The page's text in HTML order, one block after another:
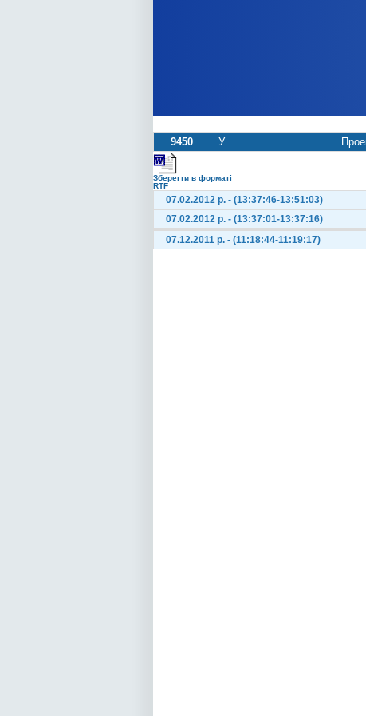
9450 У
Зберегти в форматі
RTF
07.02.2012 р. - (13:37:46-13:51:03)
07.02.2012 р. - (13:37:01-13:37:16)
07.12.2011 р. - (11:18:44-11:19:17)